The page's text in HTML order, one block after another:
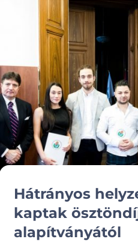
Hátrányos
kaptak
alapítványától